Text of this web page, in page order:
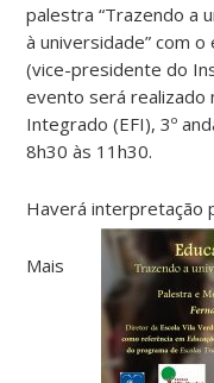
palestra “Trazendo a
à universidade” com
(vice-presidente do
evento será realizado
Integrado (EFI), 3º
8h30 às 11h30.
Haverá interpretação
Mais